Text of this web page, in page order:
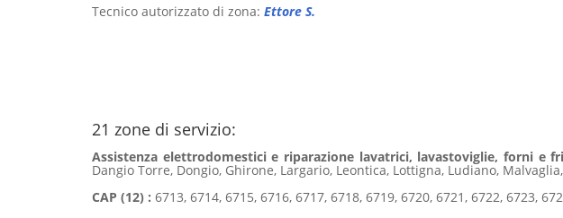
Tecnico autorizzato di zona: Ettore S.
21 zone di servizio:
Assistenza elettrodomestici e riparazione lavatrici, lavastoviglie, forni e
Dangio Torre, Dongio, Ghirone, Largario, Leontica, Lottigna, Ludiano,
CAP (12) : 6713, 6714, 6715, 6716, 6717, 6718, 6719, 6720, 6721, 6722, 6723,